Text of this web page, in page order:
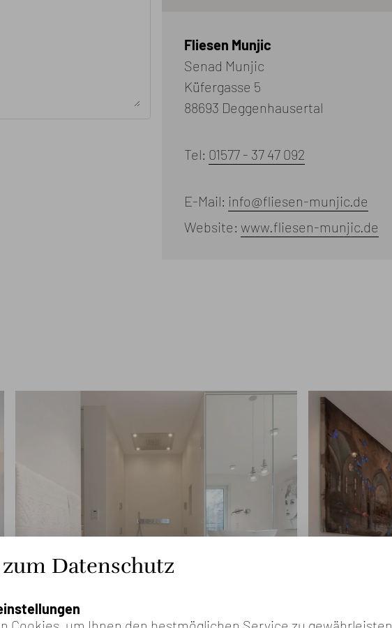
Fliesen Munjic
Senad Munjic
Küfergasse 5
88693 Deggenhausertal
Tel: 01577 - 37 47 092
E-Mail: info@fliesen-munjic.de
Website: www.fliesen-munjic.de
Datenschutz